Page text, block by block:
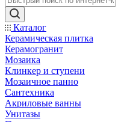
Каталог
Керамическая плитка
Керамогранит
Мозаика
Клинкер и ступени
Мозаичное панно
Сантехника
Акриловые ванны
Унитазы